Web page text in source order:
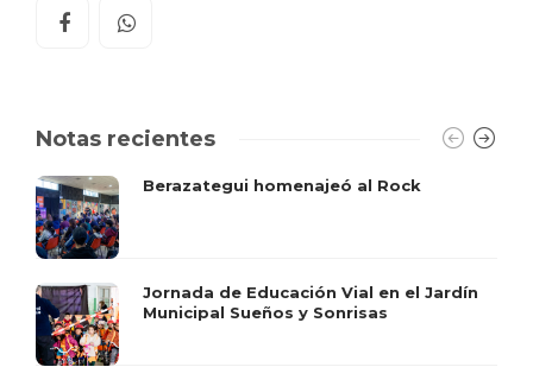
Notas recientes
Berazategui homenajeó al Rock
Jornada de Educación Vial en el Jardín
Municipal Sueños y Sonrisas